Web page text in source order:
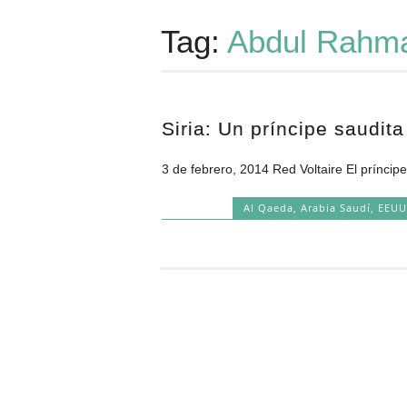
Tag: Abdul
Siria: Un príncipe
3 de febrero, 2014 Red Voltaire El
Al Qaeda,Arabia Saudí, EEUU